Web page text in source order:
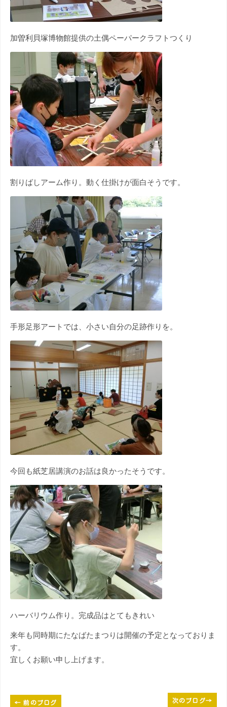
加曽利貝塚博物館提供の土偶ペーパークラフトつくり
割りばしアーム作り。動く仕掛けが面白そうです。
手形足形アートでは、小さい自分の足跡作りを。
今回も紙芝居講演のお話は良かったそうです。
ハーバリウム作り。完成品はとてもきれい
来年も同時期にたなばたまつりは開催の予定となっておりま
す。
宜しくお願い申し上げます。
← 前のブログ 次のブログ→